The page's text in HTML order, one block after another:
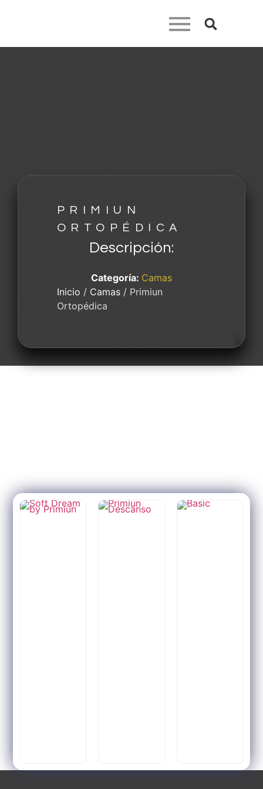
PRIMIUN
ORTOPÉDICA
Descripción:
Categoría: Camas
Inicio / Camas/ Primiun
Ortopédica